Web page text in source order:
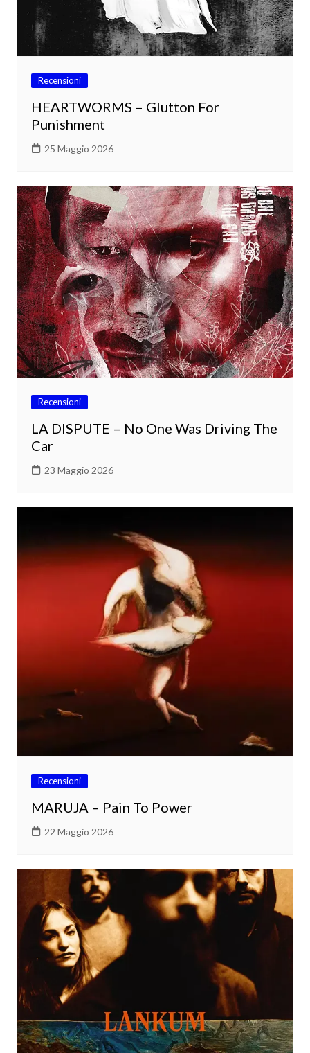
Recensioni
HEARTWORMS – Glutton For
Punishment
25 Maggio 2026
Recensioni
LA DISPUTE – No One Was Driving The
Car
23 Maggio 2026
Recensioni
MARUJA – Pain To Power
22 Maggio 2026